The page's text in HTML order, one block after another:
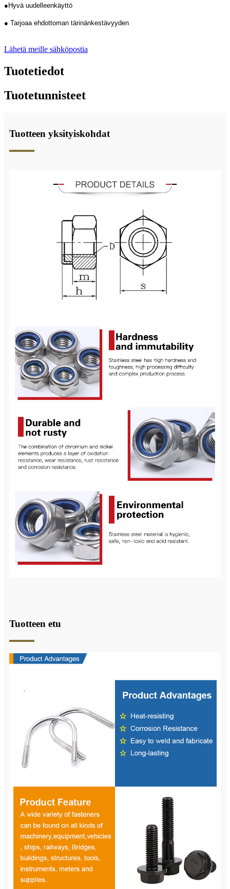
●Hyvä uudelleenkäyttö
● Tarjoaa ehdottoman tärinänkestävyyden
Lähetä meille sähköpostia
Tuotetiedot
Tuotetunnisteet
Tuotteen yksityiskohdat
Tuotteen etu